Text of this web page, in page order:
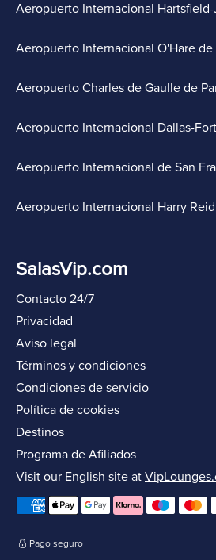
Aeropuerto Internacional Hartsfield-
Aeropuerto Internacional O'Hare
Aeropuerto Charles de Gaulle de
Aeropuerto Internacional Dallas-
Aeropuerto Internacional de San
Aeropuerto Internacional Harry Reid
SalasVip.com
Contacto 24/7
Privacidad
Aviso legal
Términos y condiciones
Condiciones de servicio
Política de cookies
Destinos
Programa de Afiliados
Visit our English site at
Pago seguro